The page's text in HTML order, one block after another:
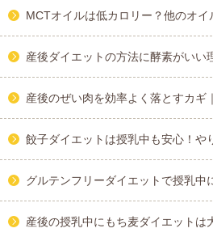
MCTオイルは低カロリー？他のオイ
産後ダイエットの方法に酵素がいい
産後のぜい肉を効率よく落とすカギ
餃子ダイエットは授乳中も安心！や
グルテンフリーダイエットで授乳中
産後の授乳中にもち麦ダイエットは